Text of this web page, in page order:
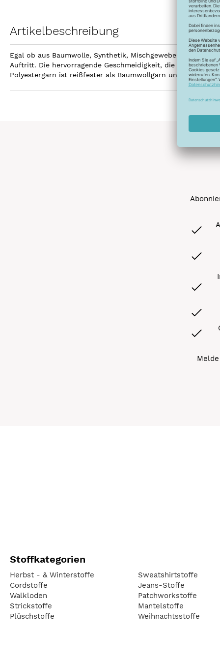
Artikelbeschreibung
Egal ob aus Baumwolle, Synthetik, Mischgewebe, Leinen
Auftritt. Die hervorragende Geschmeidigkeit, die hohe
Polyestergarn ist reißfester als Baumwollgarn und kann
Stoffkategorien
Herbst - & Winterstoffe
Cordstoffe
Walkloden
Strickstoffe
Plüschstoffe
Sweatshirtstoffe
Jeans-Stoffe
Patchworkstoffe
Mantelstoffe
Weihnachtsstoffe